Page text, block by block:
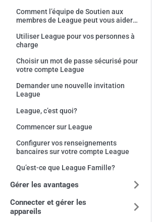
Comment l’équipe de Soutien aux
membres de League peut vous aider
Utiliser League pour vos personnes à
charge
Choisir un mot de passe sécurisé pour
votre compte League
Demander une nouvelle invitation
League
League, c’est quoi?
Commencer sur League
Configurer vos renseignements
bancaires sur votre compte League
Qu’est-ce que League Famille?
Gérer les avantages
Connecter et gérer les
appareils